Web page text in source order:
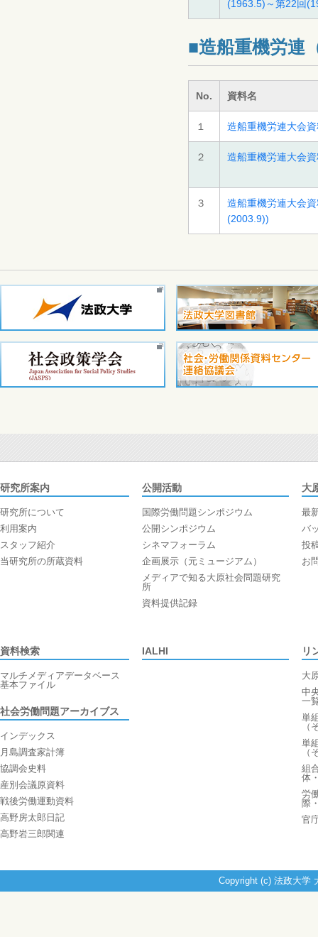
(1963.5)～第22回
■造船重機労連
No. 資料名
１ 造船重機労連大会
２ 造船重機労連大会
３
造船重機労連大会
(2003.9))
研究所案内
研究所について
利用案内
スタッフ紹介
当研究所の所蔵資料
公開活動
国際労働問題シンポジウム
公開シンポジウム
シネマフォーラム
企画展示（元ミュージアム）
メディアで知る大原社会問題研究
所
資料提供記録
大
最
バ
投
お
資料検索
マルチメディアデータベース
基本ファイル
社会労働問題アーカイブス
インデックス
月島調査家計簿
協調会史料
産別会議原資料
戦後労働運動資料
高野房太郎日記
高野岩三郎関連
IALHI リ
大
中
一
単
（
単
（
組
体
労
際
官
Copyright (c) 法政大学